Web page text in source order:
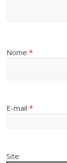
Nome*
E-mail*
Site